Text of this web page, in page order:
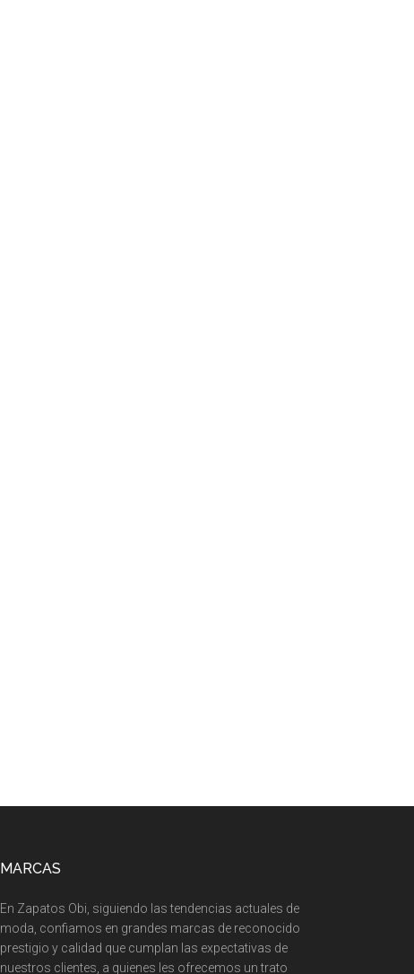
MARCAS
En Zapatos Obi, siguiendo las tendencias actuales de
moda, confiamos en grandes marcas de reconocido
prestigio y calidad que cumplan las expectativas de
nuestros clientes, a quienes les ofrecemos un trato